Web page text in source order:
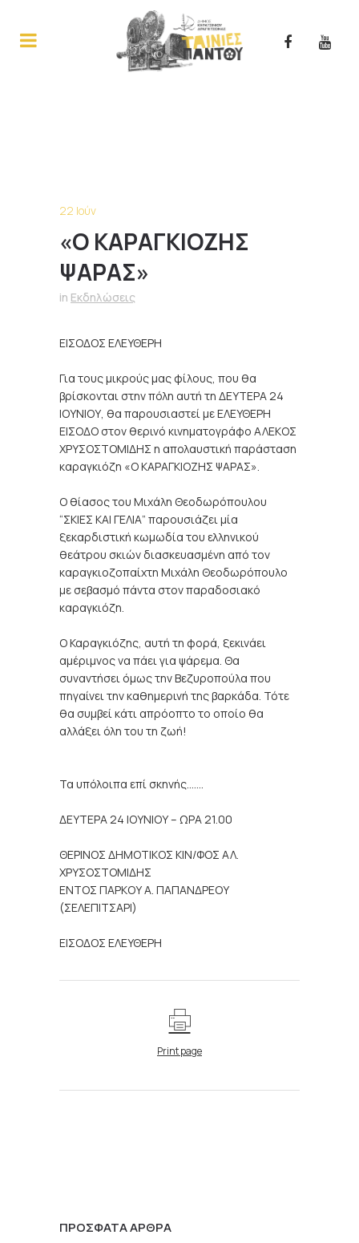
22 Ιούν
«Ο ΚΑΡΑΓΚΙΟΖΗΣ
ΨΑΡΑΣ»
in Εκδηλώσεις
ΕΙΣΟΔΟΣ ΕΛΕΥΘΕΡΗ
Για τους μικρούς μας φίλους, που θα
βρίσκονται στην πόλη αυτή τη ΔΕΥΤΕΡΑ 24
ΙΟΥΝΙΟΥ, θα παρουσιαστεί με ΕΛΕΥΘΕΡΗ
ΕΙΣΟΔΟ στον θερινό κινηματογράφο ΑΛΕΚΟΣ
ΧΡΥΣΟΣΤΟΜΙΔΗΣ η απολαυστική παράσταση
καραγκιόζη «Ο ΚΑΡΑΓΚΙΟΖΗΣ ΨΑΡΑΣ».
Ο θίασος του Μιχάλη Θεοδωρόπουλου
“ΣΚΙΕΣ ΚΑΙ ΓΕΛΙΑ” παρουσιάζει μία
ξεκαρδιστική κωμωδία του ελληνικού
θεάτρου σκιών διασκευασμένη από τον
καραγκιοζοπαίχτη Μιχάλη Θεοδωρόπουλο
με σεβασμό πάντα στον παραδοσιακό
καραγκιόζη.
Ο Καραγκιόζης, αυτή τη φορά, ξεκινάει
αμέριμνος να πάει για ψάρεμα. Θα
συναντήσει όμως την Βεζυροπούλα που
πηγαίνει την καθημερινή της βαρκάδα. Τότε
θα συμβεί κάτι απρόοπτο το οποίο θα
αλλάξει όλη του τη ζωή!
Τα υπόλοιπα επί σκηνής…….
ΔΕΥΤΕΡΑ 24 ΙΟΥΝΙΟΥ – ΩΡΑ 21.00
ΘΕΡΙΝΟΣ ΔΗΜΟΤΙΚΟΣ ΚΙΝ/ΦΟΣ ΑΛ.
ΧΡΥΣΟΣΤΟΜΙΔΗΣ
ΕΝΤΟΣ ΠΑΡΚΟΥ Α. ΠΑΠΑΝΔΡΕΟΥ
(ΣΕΛΕΠΙΤΣΑΡΙ)
ΕΙΣΟΔΟΣ ΕΛΕΥΘΕΡΗ
Print page
ΠΡΌΣΦΑΤΑ ΆΡΘΡΑ